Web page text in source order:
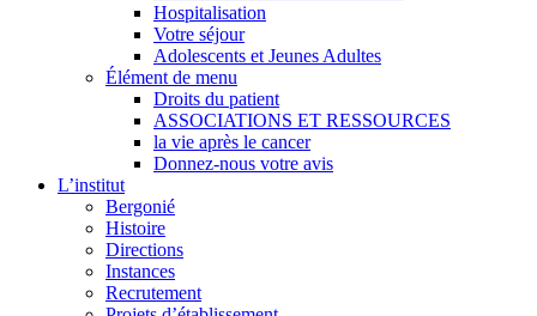
Hospitalisation
Votre séjour
Adolescents et Jeunes Adultes
Élément de menu
Droits du patient
ASSOCIATIONS ET RESSOURCES
la vie après le cancer
Donnez-nous votre avis
L’institut
Bergonié
Histoire
Directions
Instances
Recrutement